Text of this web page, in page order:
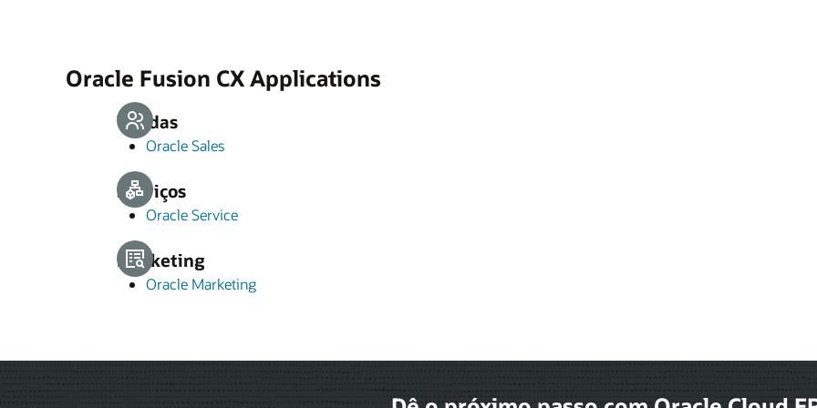
Oracle Fusion CX Applications
Vendas
Oracle Sales
Serviços
Oracle Service
Marketing
Oracle Marketing